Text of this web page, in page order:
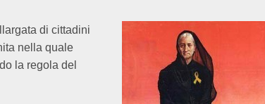
di cittadini
nella quale
la regola del